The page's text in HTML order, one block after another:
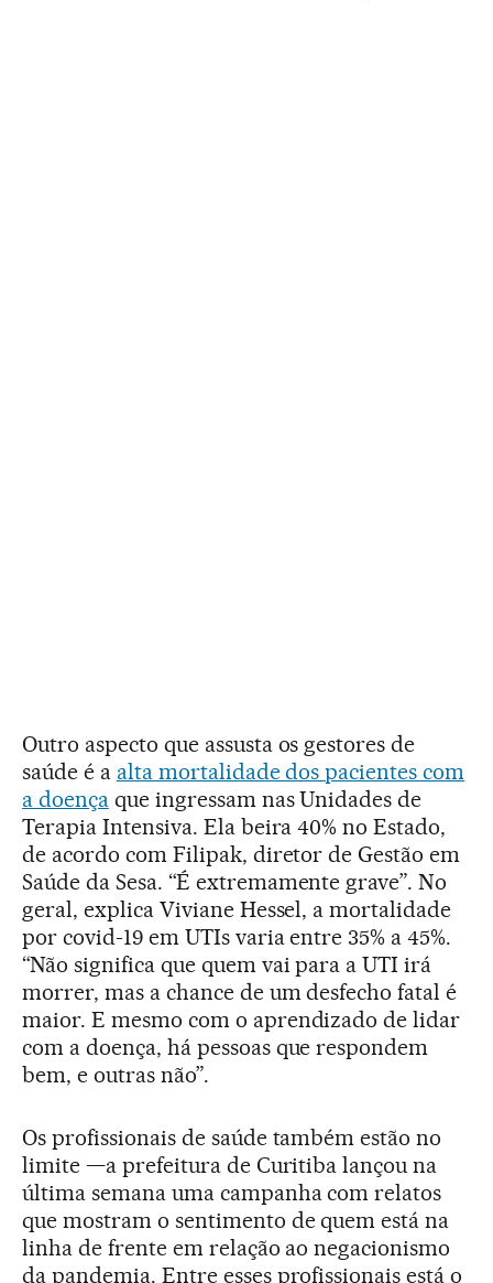
Outro aspecto que assusta os gestores de
saúde é a alta mortalidade dos pacientes com
a doençaque ingressam nas Unidades de
Terapia Intensiva. Ela beira 40% no Estado,
de acordo com Filipak, diretor de Gestão em
Saúde da Sesa. “É extremamente grave”. No
geral, explica Viviane Hessel, a mortalidade
por covid-19 em UTIs varia entre 35% a 45%.
“Não significa que quem vai para a UTI irá
morrer, mas a chance de um desfecho fatal é
maior. E mesmo com o aprendizado de lidar
com a doença, há pessoas que respondem
bem, e outras não”.
Os profissionais de saúde também estão no
limite —a prefeitura de Curitiba lançou na
última semana uma campanha com relatos
que mostram o sentimento de quem está na
linha de frente em relação ao negacionismo
da pandemia. Entre esses profissionais está o